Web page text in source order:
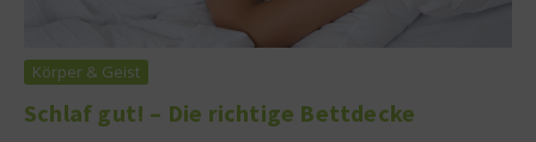
Körper & Geist
Schlaf gut! – Die richtige Bettdecke